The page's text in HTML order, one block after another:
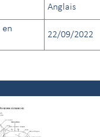
Anglais
en
22/09/2022